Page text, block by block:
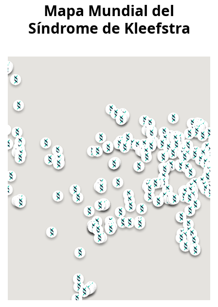
Mapa Mundial del
Síndrome de Kleefstra